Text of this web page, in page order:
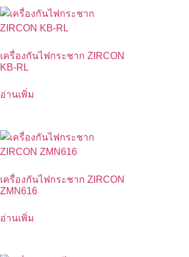
เครื่องกันไฟกระชาก ZIRCON
KB-RL
อ่านเพิ่ม
เครื่องกันไฟกระชาก ZIRCON
ZMN616
อ่านเพิ่ม